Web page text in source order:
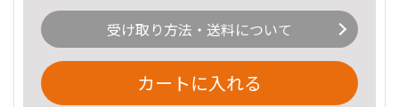
受け取り方法・送料について
カートに入れる